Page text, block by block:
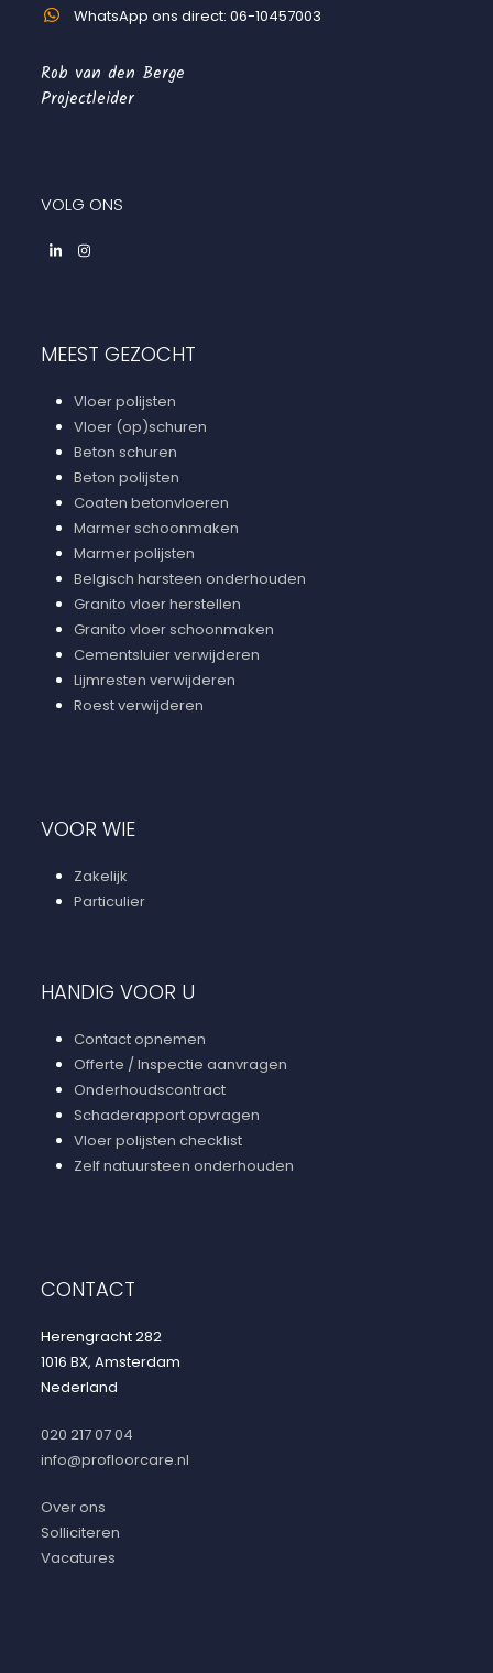
WhatsApp ons direct: 06-10457003
Rob van den Berge
Projectleider
VOLG ONS
LinkedInInstagram
MEEST GEZOCHT
Vloer polijsten
Vloer (op)schuren
Beton schuren
Beton polijsten
Coaten betonvloeren
Marmer schoonmaken
Marmer polijsten
Belgisch harsteen onderhouden
Granito vloer herstellen
Granito vloer schoonmaken
Cementsluier verwijderen
Lijmresten verwijderen
Roest verwijderen
VOOR WIE
Zakelijk
Particulier
HANDIG VOOR U
Contact opnemen
Offerte / Inspectie aanvragen
Onderhoudscontract
Schaderapport opvragen
Vloer polijsten checklist
Zelf natuursteen onderhouden
CONTACT
Herengracht 282
1016 BX, Amsterdam
Nederland
020 217 07 04
info@profloorcare.nl
Over ons
Solliciteren
Vacatures